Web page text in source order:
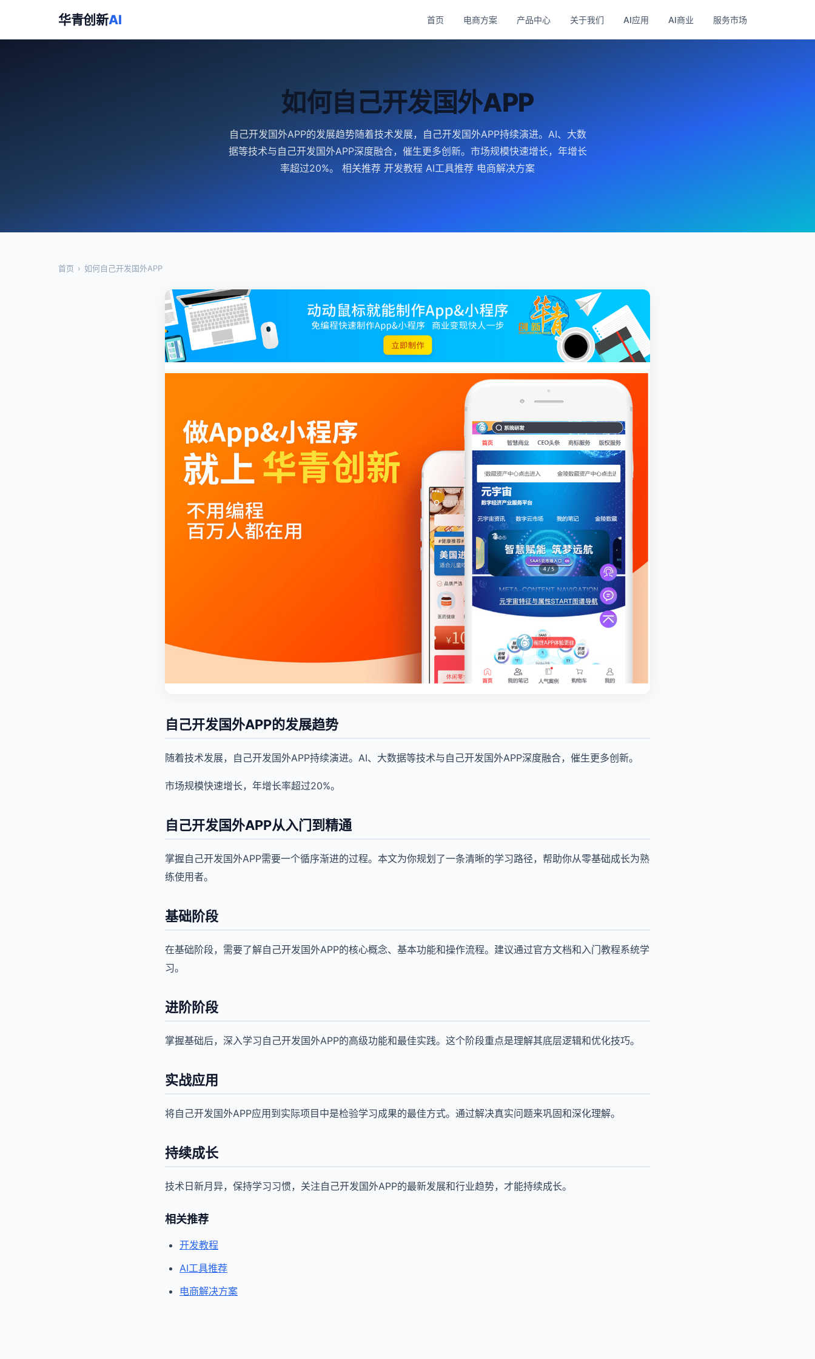
华青创新AI 首页 电商方案 产品中心 关于我们 AI应用 AI商业 服务市场
如何自己开发国外APP
自己开发国外APP的发展趋势随着技术发展，自己开发国外APP持续演进。AI、大数
据等技术与自己开发国外APP深度融合，催生更多创新。市场规模快速增长，年增长
率超过20%。 相关推荐 开发教程 AI工具推荐 电商解决方案
首页 › 如何自己开发国外APP
自己开发国外APP的发展趋势
随着技术发展，自己开发国外APP持续演进。AI、大数据等技术与自己开发国外APP深度融合，催生更多创新。
市场规模快速增长，年增长率超过20%。
自己开发国外APP从入门到精通
掌握自己开发国外APP需要一个循序渐进的过程。本文为你规划了一条清晰的学习路径，帮助你从零基础成长为熟
练使用者。
基础阶段
在基础阶段，需要了解自己开发国外APP的核心概念、基本功能和操作流程。建议通过官方文档和入门教程系统学
习。
进阶阶段
掌握基础后，深入学习自己开发国外APP的高级功能和最佳实践。这个阶段重点是理解其底层逻辑和优化技巧。
实战应用
将自己开发国外APP应用到实际项目中是检验学习成果的最佳方式。通过解决真实问题来巩固和深化理解。
持续成长
技术日新月异，保持学习习惯，关注自己开发国外APP的最新发展和行业趋势，才能持续成长。
相关推荐
开发教程
AI工具推荐
电商解决方案